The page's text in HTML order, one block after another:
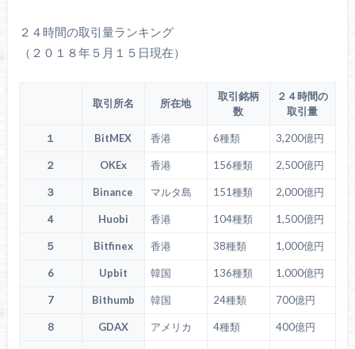
２４時間の取引量ランキング
（２０１８年５月１５日現在）
取引所名 所在地
取引銘柄
数
２４時間の
取引量
１ BitMEX 香港 6種類 3,200億円
２ OKEx 香港 156種類 2,500億円
３ Binance マルタ島 151種類 2,000億円
４ Huobi 香港 104種類 1,500億円
５ Bitfinex 香港 38種類 1,000億円
6 Upbit 韓国 136種類 1,000億円
7 Bithumb 韓国 24種類 700億円
8 GDAX アメリカ 4種類 400億円